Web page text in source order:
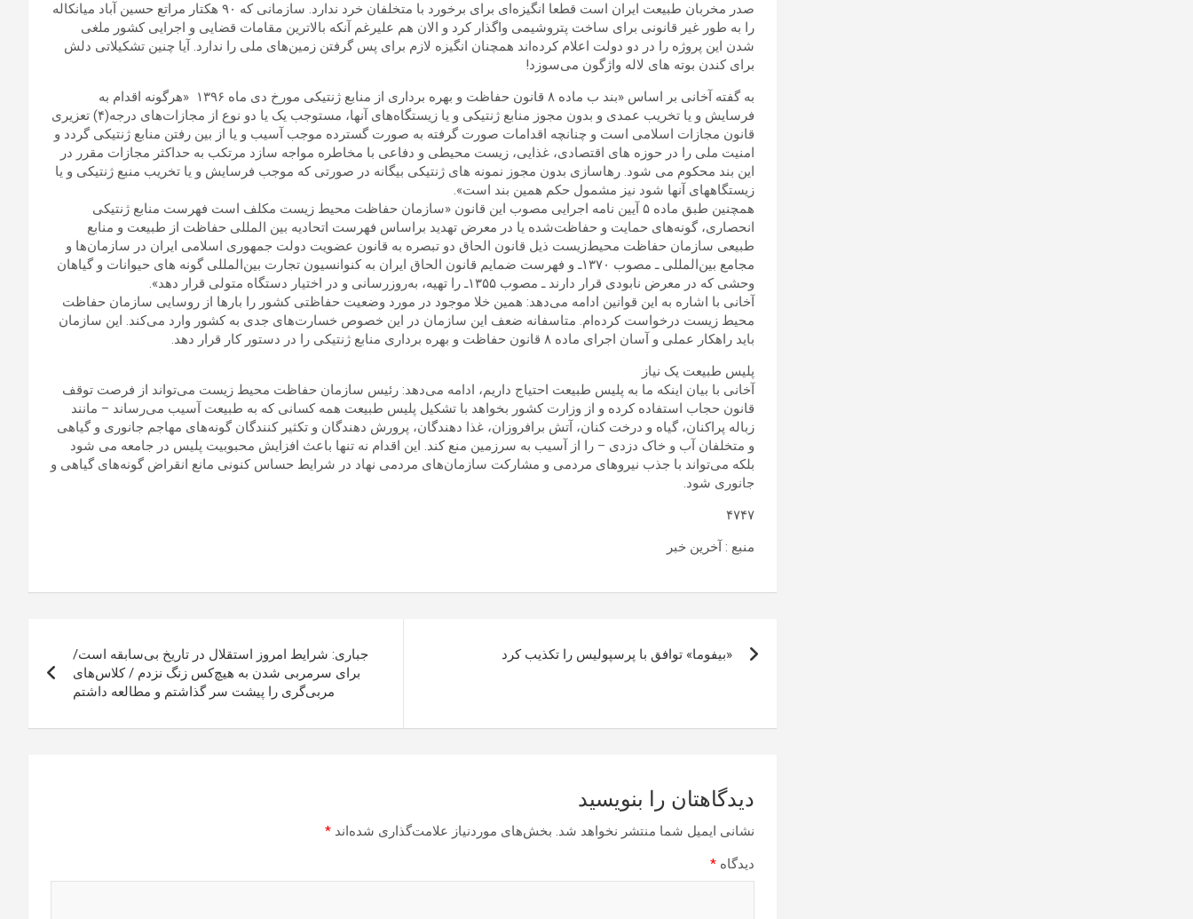
صدر مخربان طبیعت ایران است قطعا انگیزه‌ای برای برخورد با متخلفان خرد ندارد. سازمانی که ۹۰ هکتار مراتع حسین آباد میانکاله
را به طور غیر قانونی برای ساخت پتروشیمی واگذار کرد و الان هم علیرغم آنکه بالاترین مقامات قضایی و اجرایی کشور ملغی
شدن این پروژه را در دو دولت اعلام کرده‌اند همچنان انگیزه لازم برای پس گرفتن زمین‌های ملی را ندارد. آیا چنین تشکیلاتی دلش
برای کندن بوته های لاله واژگون می‌سوزد!
به گفته آخانی بر اساس «بند ب ماده ۸ قانون حفاظت و بهره برداری از منابع ژنتیکی مورخ دی ماه ۱۳۹۶ «هرگونه اقدام به
فرسایش و یا تخریب عمدی و بدون مجوز منابع ژنتیکی و یا زیستگاه‌های آنها، مستوجب یک یا دو نوع از مجازات‌های درجه(۴) تعزیری
قانون مجازات اسلامی است و چنانچه اقدامات صورت گرفته به صورت گسترده موجب آسیب و یا از بین رفتن منابع ژنتیکی گردد و
امنیت ملی را در حوزه های اقتصادی، غذایی، زیست محیطی و دفاعی با مخاطره مواجه سازد مرتکب به حداکثر مجازات مقرر در
این بند محکوم می شود. رهاسازی بدون مجوز نمونه های ژنتیکی بیگانه در صورتی که موجب فرسایش و یا تخریب منبع ژنتیکی و یا
زیستگاههای آنها شود نیز مشمول حکم همین بند است».
همچنین طبق ماده ۵ آیین نامه اجرایی مصوب این قانون «سازمان حفاظت محیط زیست مکلف است فهرست منابع ژنتیکی
انحصاری، گونه‌های حمایت و حفاظت‌شده یا در معرض تهدید براساس فهرست اتحادیه بین المللی حفاظت از طبیعت و منابع
طبیعی سازمان حفاظت محیط‌زیست ذیل قانون الحاق دو تبصره به قانون عضویت دولت جمهوری اسلامی ایران در سازمان‌ها و
مجامع بین‌المللی ـ مصوب ۱۳۷۰ـ و فهرست ضمایم قانون الحاق ایران به کنوانسیون تجارت بین‌المللی گونه های حیوانات و گیاهان
وحشی که در معرض نابودی قرار دارند ـ مصوب ۱۳۵۵ـ را تهیه، به‌روزرسانی و در اختیار دستگاه متولی قرار دهد».
آخانی با اشاره به این قوانین ادامه می‌دهد: همین خلا موجود در مورد وضعیت حفاظتی کشور را بارها از روسایی سازمان حفاظت
محیط زیست درخواست کرده‌ام. متاسفانه ضعف این سازمان در این خصوص خسارت‌های جدی به کشور وارد می‌کند. این سازمان
باید راهکار عملی و آسان اجرای ماده ۸ قانون حفاظت و بهره برداری منابع ژنتیکی را در دستور کار قرار دهد.
پلیس طبیعت یک نیاز
آخانی با بیان اینکه ما به پلیس طبیعت احتیاج داریم، ادامه می‌دهد: رئیس سازمان حفاظت محیط زیست می‌تواند از فرصت توقف
قانون حجاب استفاده کرده و از وزارت کشور بخواهد با تشکیل پلیس طبیعت همه کسانی که به طبیعت آسیب می‌رساند – مانند
زباله پراکنان، گیاه و درخت کنان، آتش برافروزان، غذا دهندگان، پرورش دهندگان و تکثیر کنندگان گونه‌های مهاجم جانوری و گیاهی
و متخلفان آب و خاک دزدی – را از آسیب به سرزمین منع کند. این اقدام نه تنها باعث افزایش محبوبیت پلیس در جامعه می شود
بلکه می‌تواند با جذب نیروهای مردمی و مشارکت سازمان‌های مردمی نهاد در شرایط حساس کنونی مانع انقراض گونه‌های گیاهی و
جانوری شود.
۴۷۴۷
منبع : آخرین خبر
نوشته
«بیفوما» توافق با پرسپولیس را تکذیب کرد
جباری: شرایط امروز استقلال در تاریخ بی‌سابقه است/
برای سرمربی شدن به هیچ‌کس زنگ نزدم / کلاس‌های
مربی‌گری را پیشت سر گذاشتم و مطالعه داشتم
دیدگاهتان را بنویسید
نشانی ایمیل شما منتشر نخواهد شد. بخش‌های موردنیاز علامت‌گذاری شده‌اند *
دیدگاه *